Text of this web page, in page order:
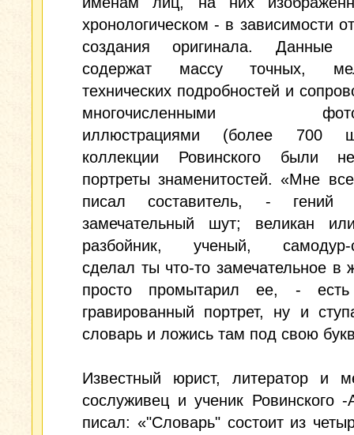
хронологическом - в зависимости
создания оригинала. Данные
содержат массу точных,
технических подробностей и
многочисленными
иллюстрациями (более 700
коллекции Ровинского были
портреты знаменитостей. «Мне
писал составитель, -
замечательный шут; великан
разбойник, ученый, самодур-
сделал ты что-то замечательное в
просто промытарил ее, -
гравированный портрет, ну и
словарь и ложись там под свою
Известный юрист, литератор и
сослуживец и ученик Ровинского
писал: «"Словарь" состоит из